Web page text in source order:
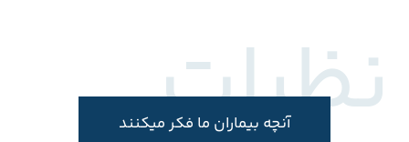
نظرات
آنچه بیماران ما فکر میکنند